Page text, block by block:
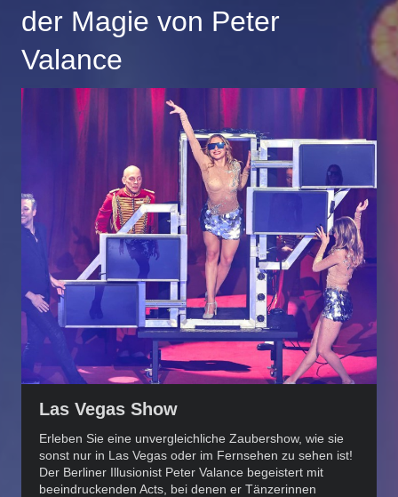
der Magie von Peter
Valance
Las Vegas Show
Erleben Sie eine unvergleichliche Zaubershow, wie sie
sonst nur in Las Vegas oder im Fernsehen zu sehen ist!
Der Berliner Illusionist Peter Valance begeistert mit
beeindruckenden Acts, bei denen er Tänzerinnen